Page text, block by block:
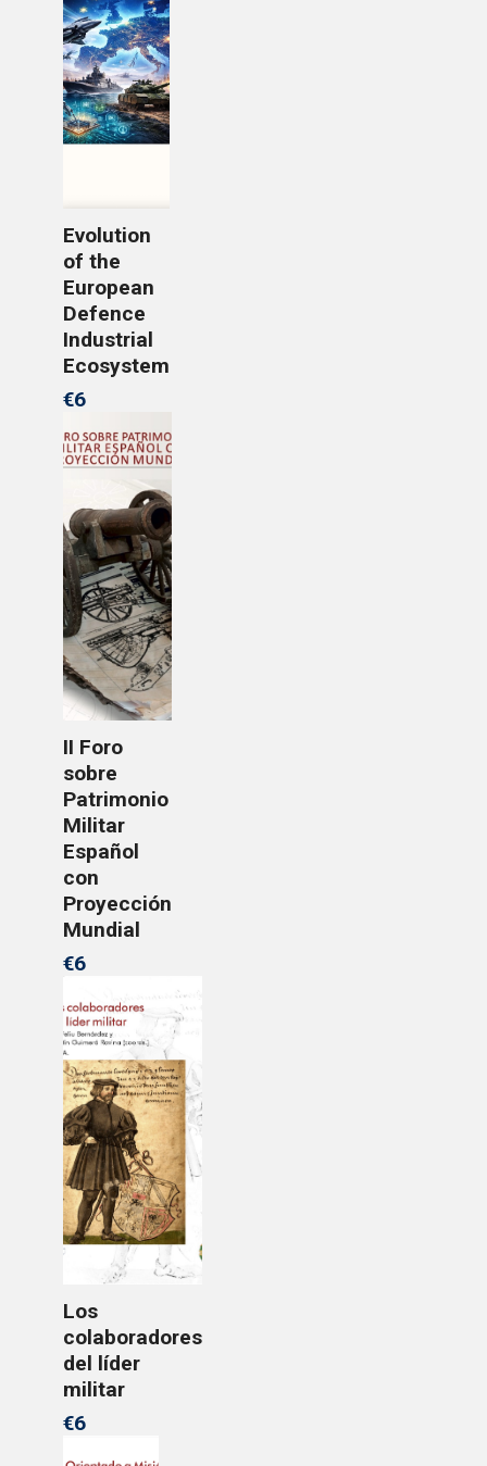
Evolution
of the
European
Defence
Industrial
Ecosystem
€6
II Foro
sobre
Patrimonio
Militar
Español
con
Proyección
Mundial
€6
Los
colaboradores
del líder
militar
€6